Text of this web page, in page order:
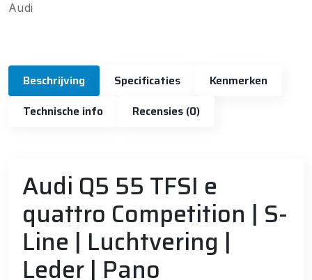
Audi
Beschrijving Specificaties
Kenmerken
Technische info
Recensies (0)
Audi Q5 55 TFSI e
quattro Competition | S-
Line | Luchtvering |
Leder | Pano